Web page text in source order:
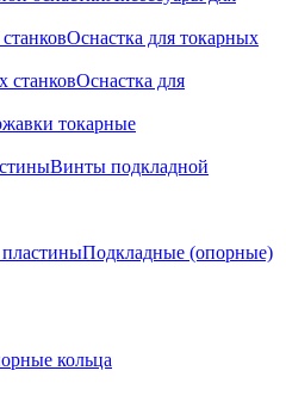
Оснастка для токарных
Оснастка для
токарные
Винты подкладной
Подкладные (опорные)
кольца